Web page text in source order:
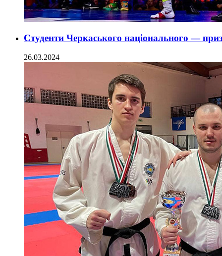
Студенти Черкаського національного —
26.03.2024